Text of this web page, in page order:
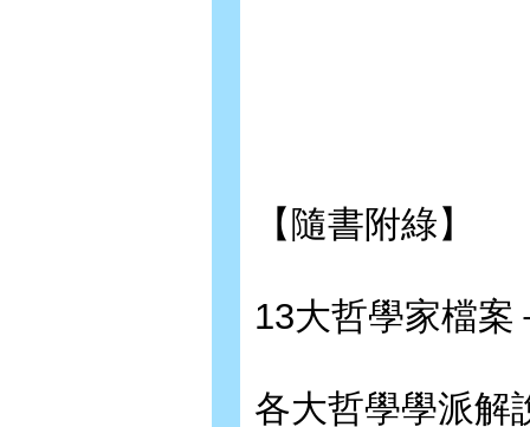
【隨書附綠】
13大哲學家檔案
各大哲學學派解